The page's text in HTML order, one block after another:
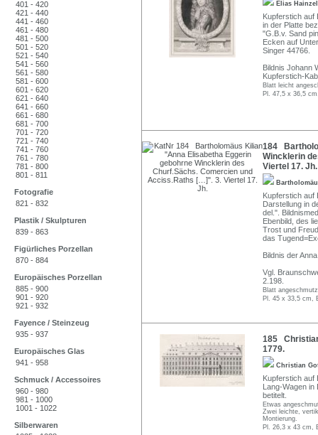
401 - 420
421 - 440
441 - 460
461 - 480
481 - 500
501 - 520
521 - 540
541 - 560
561 - 580
581 - 600
601 - 620
621 - 640
641 - 660
661 - 680
681 - 700
701 - 720
721 - 740
741 - 760
761 - 780
781 - 800
801 - 811
Fotografie
821 - 832
Plastik / Skulpturen
839 - 863
Figürliches Porzellan
870 - 884
Europäisches Porzellan
885 - 900
901 - 920
921 - 932
Fayence / Steinzeug
935 - 937
Europäisches Glas
941 - 958
Schmuck / Accessoires
960 - 980
981 - 1000
1001 - 1022
Silberwaren
Elias
Kupferstich auf
in der Platte
"G.B.v. Sand
Ecken auf
Singer 44766.
Bildnis Johann
Kupferstich-
Blatt leicht
Pl. 47,5 x 36,5
184
Wincklerin
Viertel 17. Jh.
Kupferstich auf
Darstellung in
del.".
Ebenbild, des
Trost und
das
Bildnis der
Vgl.
2.198.
Blatt
Pl. 45 x 33,5 cm,
185
1779.
Christian
Kupferstich auf
Lang-Wagen in
betitelt.
Etwas
Zwei leichte,
Montierung.
Pl. 26,3 x 43 cm,